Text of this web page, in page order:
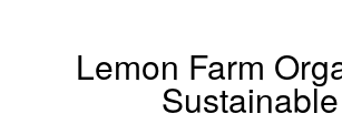
Lemon Farm
Sustainable